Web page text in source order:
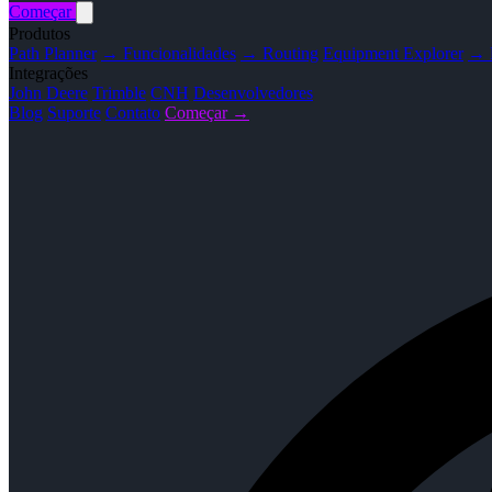
Começar
Produtos
Path Planner → Funcionalidades → Routing Equipment Explorer →
Integrações
John Deere Trimble CNH Desenvolvedores
Blog Suporte Contato Começar →